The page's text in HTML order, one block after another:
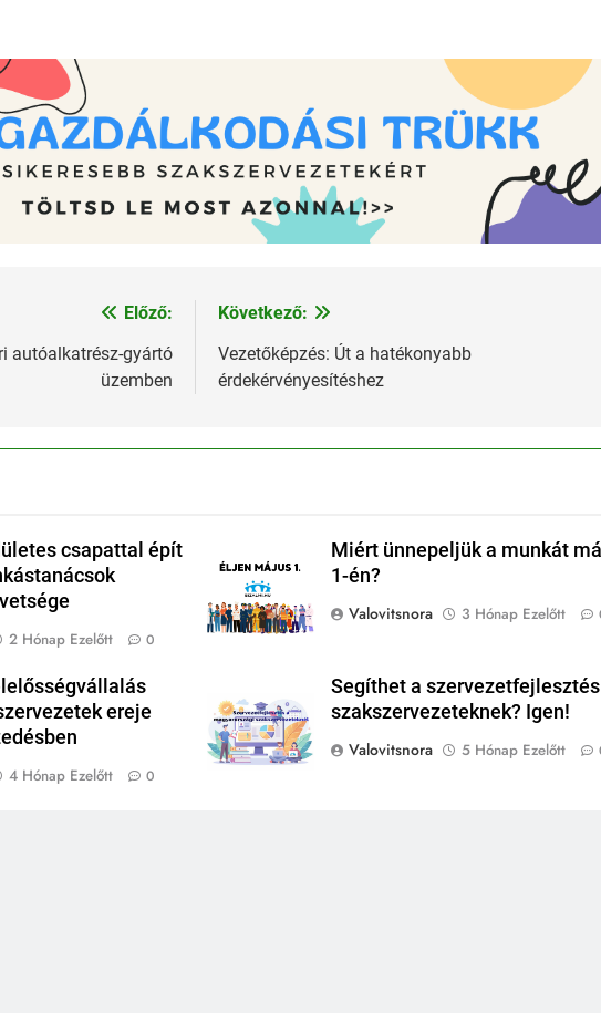
Előző:
autóalkatrész-gyártó
üzemben
Következő:
Vezetőképzés: Út a hatékonyabb
érdekérvényesítéshez
csapattal épít
2 Hónap Ezelőtt 0
Miért ünnepeljük a munkát
1-én?
Valovitsnora
3 Hónap Ezelőtt
ereje
4 Hónap Ezelőtt 0
Segíthet a
szakszervezeteknek? Igen!
Valovitsnora
5 Hónap Ezelőtt